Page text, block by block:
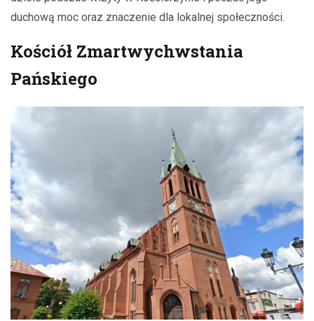
duchową moc oraz znaczenie dla lokalnej społeczności.
Kościół Zmartwychwstania
Pańskiego